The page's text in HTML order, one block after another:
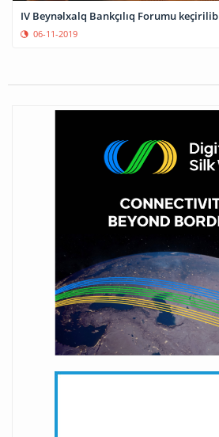
IV Beynəlxalq Bankçılıq Forumu keçirilib
06-11-2019